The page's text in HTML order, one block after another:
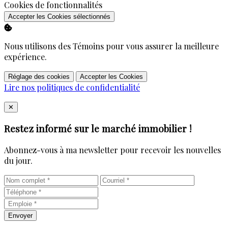
Activer
Cookies de fonctionnalités
Accepter les Cookies sélectionnés
Nous utilisons des Témoins pour vous assurer la meilleure
expérience.
Réglage des cookies Accepter les Cookies
Lire nos politiques de confidentialité
Close
✕
Restez informé sur le marché immobilier !
Abonnez-vous à ma newsletter pour recevoir les nouvelles
du jour.
Envoyer